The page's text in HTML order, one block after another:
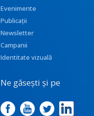
Evenimente
Publicații
Newsletter
Campanii
Identitate vizuală
Ne găsești și pe